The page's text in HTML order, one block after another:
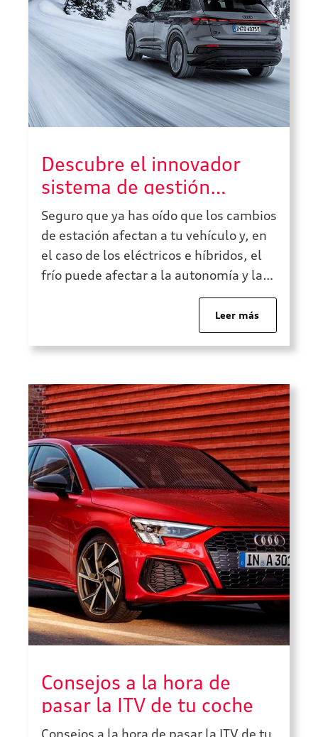
Descubre el innovador
sistema de gestión
térmica que llevan los
coches eléctricos Audi
Seguro que ya has oído que los cambios
de estación afectan a tu vehículo y, en
el caso de los eléctricos e híbridos, el
frío puede afectar a la autonomía y las
prestaciones. Por eso, Audi ha querido
buscar la manera de acabar con este
inconveniente y hacerte disfrutar de
estos coches cero emisiones,
Leer más
Consejos a la hora de
pasar la ITV de tu coche
Consejos a la hora de pasar la ITV de tu